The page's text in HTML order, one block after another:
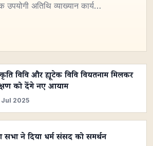
उपयोगी अतिथि व्याख्यान कार्य…
विवि और ह्यूटेक विवि वियतनाम मिलकर
को देंगे नए आयाम
Jul 2025
सभा ने दिया धर्म संसद को समर्थन